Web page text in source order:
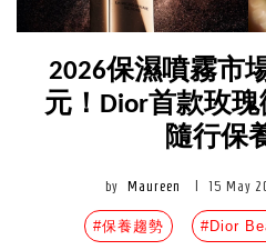
2026保濕噴霧市
元！Dior首款玫
隨行保
by Maureen 15 May
#保養趨勢 #Dior